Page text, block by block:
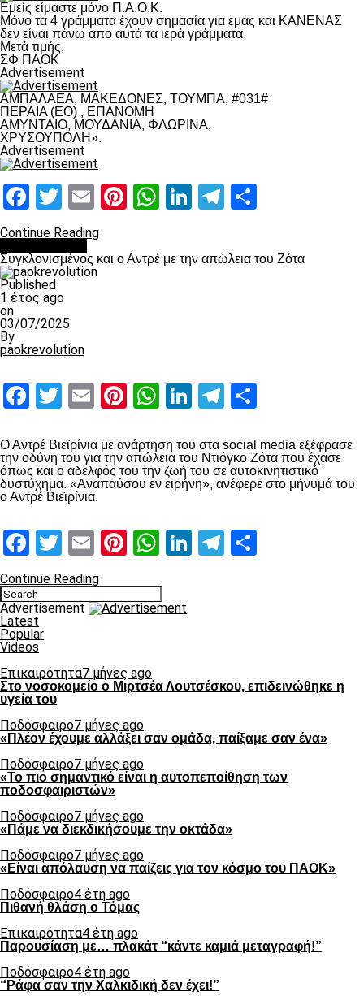
Εμείς είμαστε μόνο Π.Α.Ο.Κ.
Μόνο τα 4 γράμματα έχουν σημασία για εμάς και ΚΑΝΕΝΑΣ
δεν είναι πάνω απο αυτά τα ιερά γράμματα.
Μετά τιμής,
ΣΦ ΠΑΟΚ
Advertisement
ΑΜΠΑΛΑΕΑ, ΜΑΚΕΔΟΝΕΣ, ΤΟΥΜΠΑ, #031#
ΠΕΡΑΙΑ (ΕΟ) , ΕΠΑΝΟΜΗ
ΑΜΥΝΤΑΙΟ, ΜΟΥΔΑΝΙΑ, ΦΛΩΡΙΝΑ,
ΧΡΥΣΟΥΠΟΛΗ».
Advertisement
Facebook
Twitter
EmailPinterest
WhatsApp
LinkedIn
Telegram
Continue Reading
Συγκλονισμένος και ο Αντρέ με την απώλεια του Ζότα
Published
1 έτος ago
on
03/07/2025
By
paokrevolution
Facebook
Twitter
EmailPinterest
WhatsApp
LinkedIn
Telegram
Ο Αντρέ Βιεϊρίνια με ανάρτηση του στα social media εξέφρασε
την οδύνη του για την απώλεια του Ντιόγκο Ζότα που έχασε
όπως και ο αδελφός του την ζωή του σε αυτοκινητιστικό
δυστύχημα. «Αναπαύσου εν ειρήνη», ανέφερε στο μήνυμά του
ο Αντρέ Βιεϊρίνια.
Facebook
Twitter
EmailPinterest
WhatsApp
LinkedIn
Telegram
Continue Reading
Advertisement
Latest
Popular
Videos
Επικαιρότητα7 μήνες ago
Στο νοσοκομείο ο Μιρτσέα Λουτσέσκου, επιδεινώθηκε η
υγεία του
Ποδόσφαιρο7 μήνες ago
«Πλέον έχουμε αλλάξει σαν ομάδα, παίξαμε σαν ένα»
Ποδόσφαιρο7 μήνες ago
«Το πιο σημαντικό είναι η αυτοπεποίθηση των
ποδοσφαιριστών»
Ποδόσφαιρο7 μήνες ago
«Πάμε να διεκδικήσουμε την οκτάδα»
Ποδόσφαιρο7 μήνες ago
«Είναι απόλαυση να παίζεις για τον κόσμο του ΠΑΟΚ»
Ποδόσφαιρο4 έτη ago
Πιθανή θλάση ο Τόμας
Επικαιρότητα4 έτη ago
Παρουσίαση με… πλακάτ “κάντε καμιά μεταγραφή!”
Ποδόσφαιρο4 έτη ago
“Ράφα σαν την Χαλκιδική δεν έχει!”